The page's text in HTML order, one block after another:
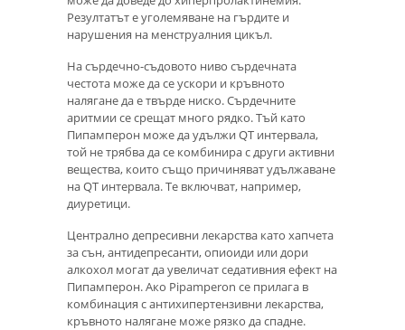
Резултатът е уголемяване на гърдите и
нарушения на менструалния цикъл.
На сърдечно-съдовото ниво сърдечната
честота може да се ускори и кръвното
налягане да е твърде ниско. Сърдечните
аритмии се срещат много рядко. Тъй като
Пипамперон може да удължи QT ​​интервала,
той не трябва да се комбинира с други активни
вещества, които също причиняват удължаване
на QT интервала. Те включват, например,
диуретици.
Централно депресивни лекарства като хапчета
за сън, антидепресанти, опиоиди или дори
алкохол могат да увеличат седативния ефект на
Пипамперон. Ако Pipamperon се прилага в
комбинация с антихипертензивни лекарства,
кръвното налягане може рязко да спадне.